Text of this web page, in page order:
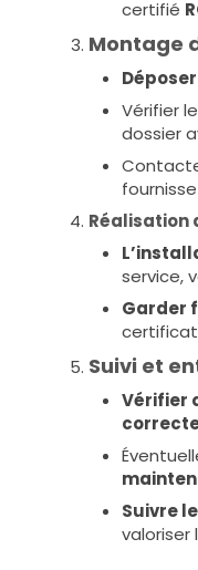
certifié
Montage
Vérifier
dossier
Réalisation
service,
Garder
Suivi et
Vérifier
Suivre
valoriser